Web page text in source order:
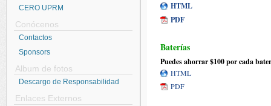
CERO UPRM
Conócenos
Contactos
Sponsors
Album de fotos
Descargo de Responsabilidad
Enlaces Externos
HTML
PDF
Baterías
Puedes ahorrar $100 por cada
HTML
PDF